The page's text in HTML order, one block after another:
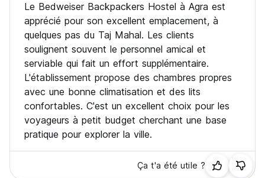
Le Bedweiser Backpackers Hostel à Agra est
apprécié pour son excellent emplacement, à
quelques pas du Taj Mahal. Les clients
soulignent souvent le personnel amical et
serviable qui fait un effort supplémentaire.
L'établissement propose des chambres propres
avec une bonne climatisation et des lits
confortables. C'est un excellent choix pour les
voyageurs à petit budget cherchant une base
pratique pour explorer la ville.
Ça t'a été utile ?